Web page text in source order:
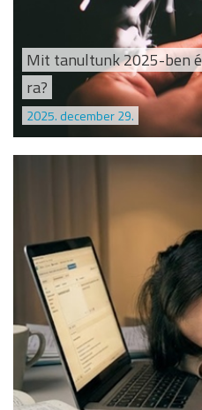
Mit tanultunk 2025-ben
ra?
2025. december 29.